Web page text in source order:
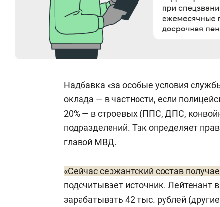
Надбавка «за особые условия
оклада — в частности, если
20% — в строевых (ППС, ДПС,
подразделений. Так определяет
главой МВД.
«Сейчас сержантский состав
подсчитывает источник. Лейтенант
зарабатывать 42 тыс. рублей